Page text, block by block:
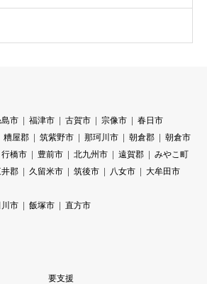
市 福津市 古賀市 宗像市
春日市
糟屋郡 筑紫野市 那珂川市 朝倉郡 朝倉市
行橋市 豊前市 北九州市 遠賀郡 みやこ町
郡 久留米市 筑後市 八女市
大牟田市
市 飯塚市 直方市
要支援